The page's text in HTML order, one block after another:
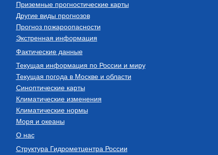
Приземные прогностические карты
Другие виды прогнозов
Прогноз пожароопасности
Экстренная информация
Фактические данные
Текущая информация по России и миру
Текущая погода в Москве и области
Синоптические карты
Климатические изменения
Климатические нормы
Моря и океаны
О нас
Структура Гидрометцентра России